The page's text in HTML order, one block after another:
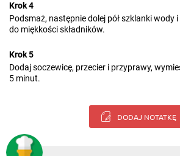
Krok 4
Podsmaż, następnie dolej pół szklanki wody
do miękkości składników.
Krok 5
Dodaj soczewicę, przecier i przyprawy,
5 minut.
DODAJ NOTATKĘ